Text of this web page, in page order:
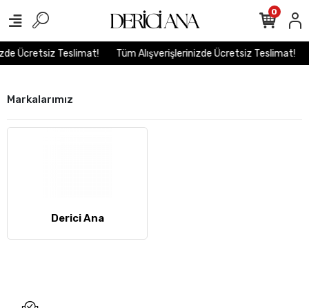
Ücretsiz Teslimat! Tüm Alışverişlerinizde Ücretsiz Teslimat!
0
Markalarımız
Derici Ana